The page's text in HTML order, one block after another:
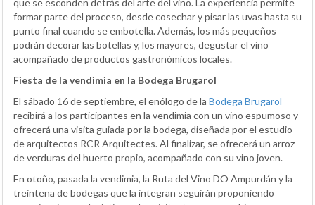
formar parte del proceso, desde cosechar y pisar las uvas hasta su
punto final cuando se embotella. Además, los más pequeños
podrán decorar las botellas y, los mayores, degustar el vino
acompañado de productos gastronómicos locales.
Fiesta de la vendimia en la Bodega Brugarol
El sábado 16 de septiembre, el enólogo de la Bodega Brugarol
recibirá a los participantes en la vendimia con un vino espumoso y
ofrecerá una visita guiada por la bodega, diseñada por el estudio
de arquitectos RCR Arquitectes. Al finalizar, se ofrecerá un arroz
de verduras del huerto propio, acompañado con su vino joven.
En otoño, pasada la vendimia, la Ruta del Vino DO Ampurdán y la
treintena de bodegas que la integran seguirán proponiendo